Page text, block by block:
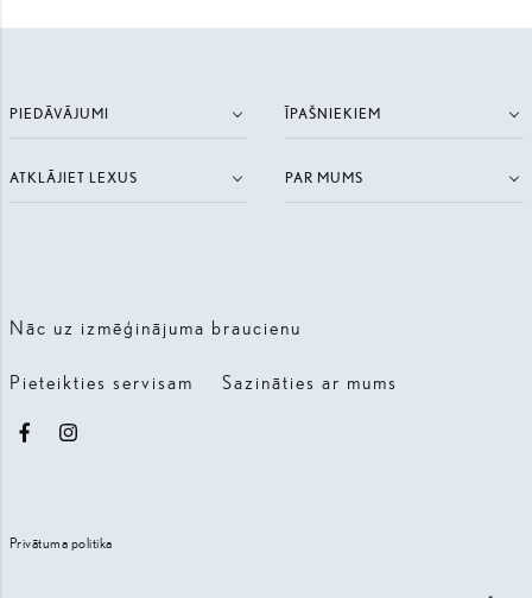
PIEDĀVĀJUMI ĪPAŠNIEKIEM
ATKLĀJIET LEXUS PAR MUMS
Nāc uz izmēģinājuma braucienu
Pieteikties servisam Sazināties ar mums
Facebook
Privātuma politika